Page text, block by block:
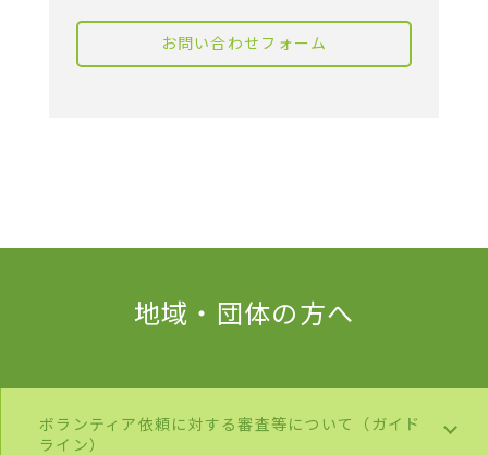
お問い合わせフォーム
地域・団体の方へ
ボランティア依頼に対する審査等について（ガイド
ライン）